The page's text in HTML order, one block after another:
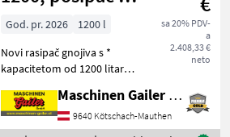
navodnjavanje
/ Stekro
diska 1200
sa 20% PDV-
a
2.408,33 €
neto
God. pr. 2026
1200 l
Novi rasipač gnojiva s *
kapacitetom od 1200 litara
kardanskim vratilom *
hidrauličkim upravljanjem
kliznim zatvaračem *
Maschinen Gailer GmbH
9640 Kötschach-Mauthen